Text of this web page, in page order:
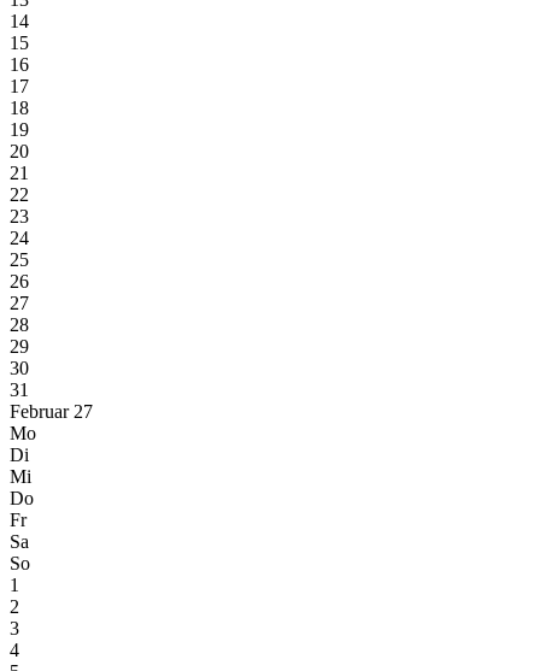
14
15
16
17
18
19
20
21
22
23
24
25
26
27
28
29
30
31
Februar 27
Mo
Di
Mi
Do
Fr
Sa
So
1
2
3
4